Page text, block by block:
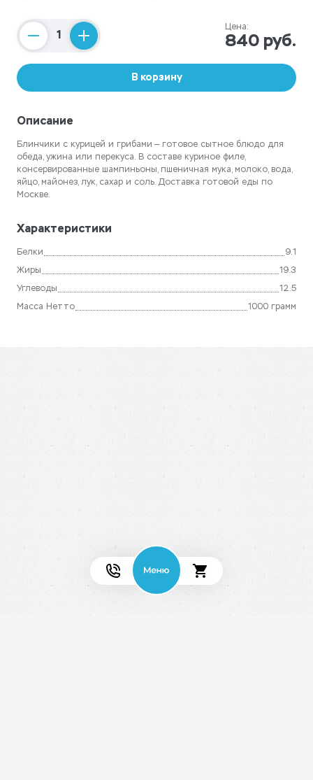
Counter
Цена:
840 руб.
В корзину
Описание
Блинчики с курицей и грибами — готовое сытное блюдо для
обеда, ужина или перекуса. В составе куриное филе,
консервированные шампиньоны, пшеничная мука, молоко, вода,
яйцо, майонез, лук, сахар и соль. Доставка готовой еды по
Москве.
Характеристики
Белки 9.1
Жиры 19.3
Углеводы 12.5
Масса Нетто 1000 грамм